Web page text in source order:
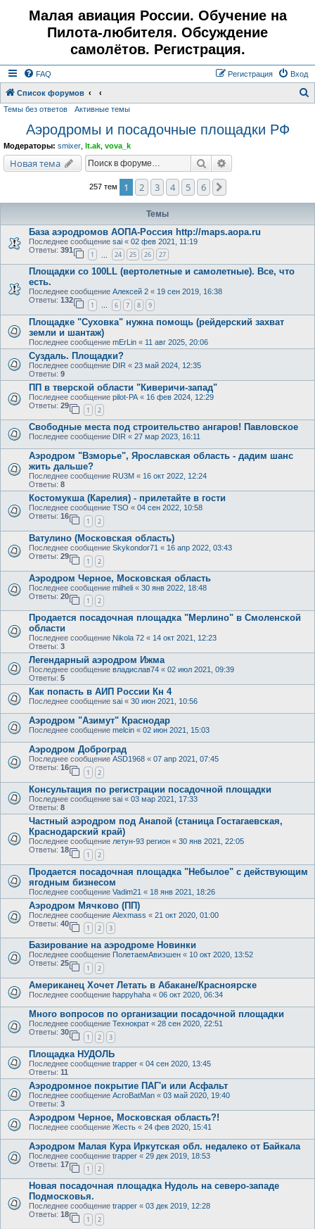
Малая авиация России. Обучение на
Пилота-любителя. Обсуждение
самолётов. Регистрация.
FAQ Вход
Регистрация
Список форумов
Темы без ответов Активные темы
Аэродромы и посадочные площадки РФ
Модераторы: smixer lt.ak vova_k
Новая тема Поиск
257 тем 1 2 3 4 5 6
Темы
База аэродромов АОПА-Россия http://maps.aopa.ru
Последнее сообщение sai « 02 фев 2021, 11:19
Ответы: 391
1 24 25 26 27
Площадки со 100LL (вертолетные и самолетные). Все, что
есть.
Последнее сообщение Алексей 2 « 19 сен 2019, 16:38
Ответы: 132
1 … 6 7 8 9
Площадке "Суховка" нужна помощь (рейдерский захват
земли и шантаж)
Последнее сообщение mErLin « 11 авг 2025, 20:06
Суздаль. Площадки?
Последнее сообщение DIR « 23 май 2024, 12:35
Ответы: 9
ПП в тверской области "Киверичи-запад"
Последнее сообщение pilot-PA « 16 фев 2024, 12:29
Ответы: 29
1 2
Свободные места под строительство ангаров! Павловское
Последнее сообщение DIR « 27 мар 2023, 16:11
Аэродром "Взморье", Ярославская область - дадим шанс
жить дальше?
Последнее сообщение RU3M « 16 окт 2022, 12:24
Ответы: 8
Костомукша (Карелия) - прилетайте в гости
Последнее сообщение TSO « 04 сен 2022, 10:58
Ответы: 16
1 2
Ватулино (Московская область)
Последнее сообщение Skykondor71 « 16 апр 2022, 03:43
Ответы: 29
1 2
Аэродром Черное, Московская область
Последнее сообщение milheli « 30 янв 2022, 18:48
Ответы: 20
1 2
Продается посадочная площадка "Мерлино" в Смоленской
области
Последнее сообщение Nikola 72 « 14 окт 2021, 12:23
Ответы: 3
Легендарный аэродром Ижма
Последнее сообщение владислав74 « 02 июл 2021, 09:39
Ответы: 5
Как попасть в АИП России Кн 4
Последнее сообщение sai « 30 июн 2021, 10:56
Аэродром "Азимут" Краснодар
Последнее сообщение melcin « 02 июн 2021, 15:03
Аэродром Доброград
Последнее сообщение ASD1968 « 07 апр 2021, 07:45
Ответы: 16
1 2
Консультация по регистрации посадочной площадки
Последнее сообщение sai « 03 мар 2021, 17:33
Ответы: 8
Частный аэродром под Анапой (станица Гостагаевская,
Краснодарский край)
Последнее сообщение летун-93 регион « 30 янв 2021, 22:05
Ответы: 18
1 2
Продается посадочная площадка "Небылое" с действующим
ягодным бизнесом
Последнее сообщение Vadim21 « 18 янв 2021, 18:26
Аэродром Мячково (ПП)
Последнее сообщение Alexmass « 21 окт 2020, 01:00
Ответы: 40
1 2 3
Базирование на аэродроме Новинки
Последнее сообщение ПолетаемАвиэшен « 10 окт 2020, 13:52
Ответы: 25
1 2
Американец Хочет Летать в Абакане/Красноярске
Последнее сообщение happyhaha « 06 окт 2020, 06:34
Много вопросов по организации посадочной площадки
Последнее сообщение Технократ « 28 сен 2020, 22:51
Ответы: 30
1 2 3
Площадка НУДОЛЬ
Последнее сообщение trapper « 04 сен 2020, 13:45
Ответы: 11
Аэродромное покрытие ПАГ'и или Асфальт
Последнее сообщение AcroBatMan « 03 май 2020, 19:40
Ответы: 3
Аэродром Черное, Московская область?!
Последнее сообщение Жесть « 24 фев 2020, 15:41
Аэродром Малая Кура Иркутская обл. недалеко от Байкала
Последнее сообщение trapper « 29 дек 2019, 18:53
Ответы: 17
1 2
Новая посадочная площадка Нудоль на северо-западе
Подмосковья.
Последнее сообщение trapper « 03 дек 2019, 12:28
Ответы: 18
1 2